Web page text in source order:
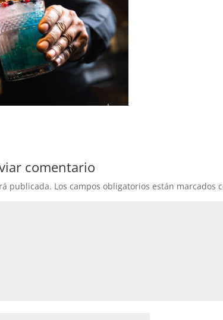
comentario
publicada. Los campos obligatorios están marcados